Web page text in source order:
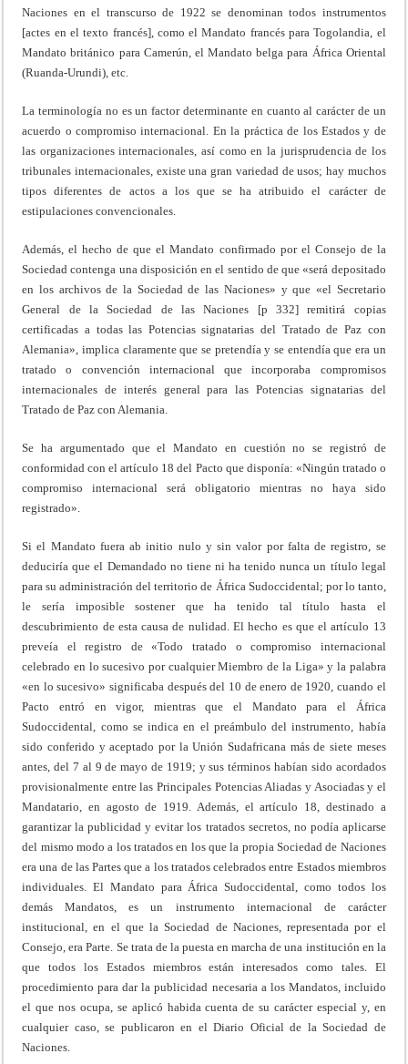
Naciones en el transcurso de 1922 se denominan todos instrumentos
[actes en el texto francés], como el Mandato francés para Togolandia, el
Mandato británico para Camerún, el Mandato belga para África Oriental
(Ruanda-Urundi), etc.
La terminología no es un factor determinante en cuanto al carácter de un
acuerdo o compromiso internacional. En la práctica de los Estados y de
las organizaciones internacionales, así como en la jurisprudencia de los
tribunales internacionales, existe una gran variedad de usos; hay muchos
tipos diferentes de actos a los que se ha atribuido el carácter de
estipulaciones convencionales.
Además, el hecho de que el Mandato confirmado por el Consejo de la
Sociedad contenga una disposición en el sentido de que «será depositado
en los archivos de la Sociedad de las Naciones» y que «el Secretario
General de la Sociedad de las Naciones [p 332] remitirá copias
certificadas a todas las Potencias signatarias del Tratado de Paz con
Alemania», implica claramente que se pretendía y se entendía que era un
tratado o convención internacional que incorporaba compromisos
internacionales de interés general para las Potencias signatarias del
Tratado de Paz con Alemania.
Se ha argumentado que el Mandato en cuestión no se registró de
conformidad con el artículo 18 del Pacto que disponía: «Ningún tratado o
compromiso internacional será obligatorio mientras no haya sido
registrado».
Si el Mandato fuera ab initio nulo y sin valor por falta de registro, se
deduciría que el Demandado no tiene ni ha tenido nunca un título legal
para su administración del territorio de África Sudoccidental; por lo tanto,
le sería imposible sostener que ha tenido tal título hasta el
descubrimiento de esta causa de nulidad. El hecho es que el artículo 13
preveía el registro de «Todo tratado o compromiso internacional
celebrado en lo sucesivo por cualquier Miembro de la Liga» y la palabra
«en lo sucesivo» significaba después del 10 de enero de 1920, cuando el
Pacto entró en vigor, mientras que el Mandato para el África
Sudoccidental, como se indica en el preámbulo del instrumento, había
sido conferido y aceptado por la Unión Sudafricana más de siete meses
antes, del 7 al 9 de mayo de 1919; y sus términos habían sido acordados
provisionalmente entre las Principales Potencias Aliadas y Asociadas y el
Mandatario, en agosto de 1919. Además, el artículo 18, destinado a
garantizar la publicidad y evitar los tratados secretos, no podía aplicarse
del mismo modo a los tratados en los que la propia Sociedad de Naciones
era una de las Partes que a los tratados celebrados entre Estados miembros
individuales. El Mandato para África Sudoccidental, como todos los
demás Mandatos, es un instrumento internacional de carácter
institucional, en el que la Sociedad de Naciones, representada por el
Consejo, era Parte. Se trata de la puesta en marcha de una institución en la
que todos los Estados miembros están interesados como tales. El
procedimiento para dar la publicidad necesaria a los Mandatos, incluido
el que nos ocupa, se aplicó habida cuenta de su carácter especial y, en
cualquier caso, se publicaron en el Diario Oficial de la Sociedad de
Naciones.